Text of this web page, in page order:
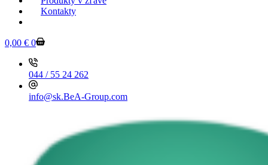
Kontakty
0,00 € 0
044 / 55 24 262
info@sk.BeA-Group.com